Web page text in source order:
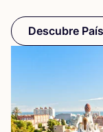
Descubre